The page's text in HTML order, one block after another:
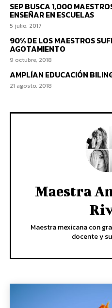
SEP BUSCA 1,000
ENSEÑAR EN ESCUELAS
5 julio, 2017
90% DE LOS MAESTROS
AGOTAMIENTO
9 octubre, 2018
AMPLÍAN EDUCACIÓN
21 agosto, 2018
Maestra
Maestra mexicana con
docente y